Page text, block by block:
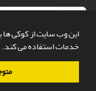
این وب سایت از کوکی ها
خدمات استفاده می کند.